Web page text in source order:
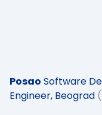
Posao Software
Engineer, Beograd